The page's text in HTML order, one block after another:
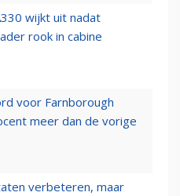
wijkt uit nadat
rook in cabine
voor Farnborough
meer dan de vorige
verbeteren, maar